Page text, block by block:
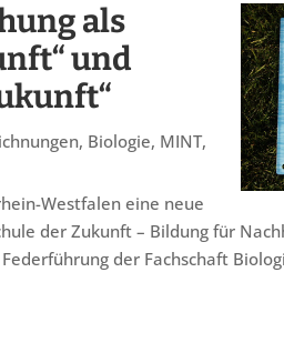
als
und
, Biologie, MINT,
Westfalen eine neue
der Zukunft – Bildung für
der Fachschaft